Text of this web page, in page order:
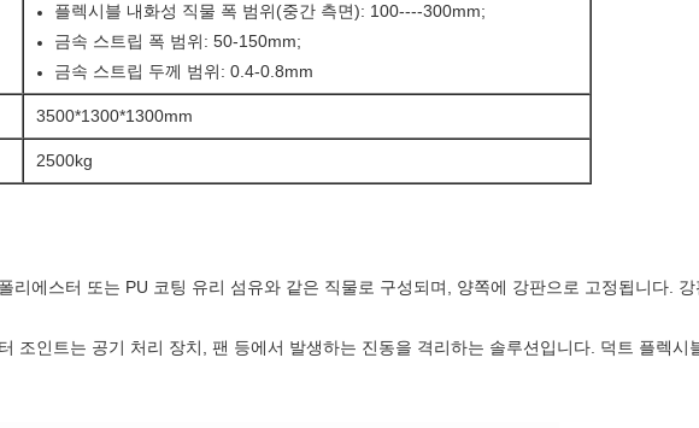
플렉시블 내화성 직물 폭 범위(중간 측면): 100----300mm;
금속 스트립 폭 범위: 50-150mm;
금속 스트립 두께 범위: 0.4-0.8mm
3500*1300*1300mm
2500kg
리에스터 또는 PU 코팅 유리 섬유와 같은 직물로 구성되며, 양쪽에 강판으로 고정됩니다.
조인트는 공기 처리 장치, 팬 등에서 발생하는 진동을 격리하는 솔루션입니다. 덕트 플렉시